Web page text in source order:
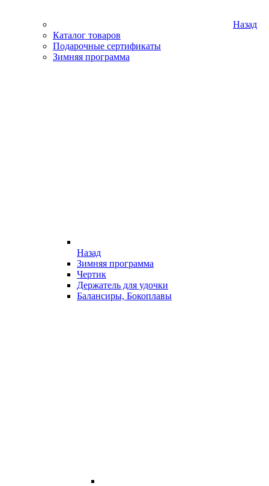
Назад
Каталог товаров
Подарочные сертификаты
Зимняя программа
Назад
Зимняя программа
Чертик
Держатель для удочки
Балансиры, Бокоплавы